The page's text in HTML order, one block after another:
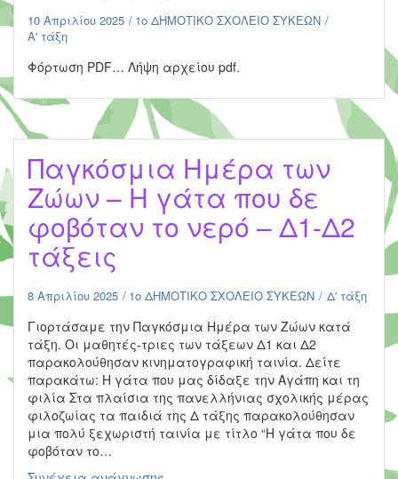
10 Απριλίου 2025
1ο ΔΗΜΟΤΙΚΟ ΣΧΟΛΕΙΟ ΣΥΚΕΩΝ
Α' τάξη
Φόρτωση PDF… Λήψη αρχείου pdf.
Παγκόσμια Ημέρα των
Ζώων – Η γάτα που δε
φοβόταν το νερό – Δ1-Δ2
τάξεις
8 Απριλίου 2025 1ο ΔΗΜΟΤΙΚΟ ΣΧΟΛΕΙΟ ΣΥΚΕΩΝ Δ' τάξη
Γιορτάσαμε την Παγκόσμια Ημέρα των Ζώων κατά
τάξη. Οι μαθητές-τριες των τάξεων Δ1 και Δ2
παρακολούθησαν κινηματογραφική ταινία. Δείτε
παρακάτω: Η γάτα που μας δίδαξε την Αγάπη και τη
φιλία Στα πλαίσια της πανελλήνιας σχολικής μέρας
φιλοζωίας τα παιδιά της Δ τάξης παρακολούθησαν
μια πολύ ξεχωριστή ταινία με τίτλο “Η γάτα που δε
φοβόταν το…